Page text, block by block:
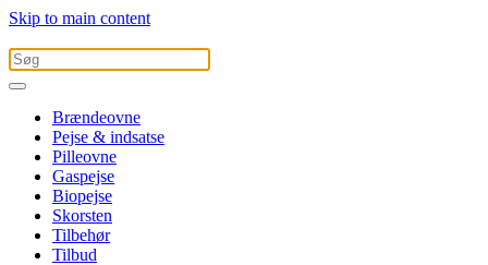
Skip to main content
Brændeovne
Pejse & indsatse
Pilleovne
Gaspejse
Biopejse
Skorsten
Tilbehør
Tilbud